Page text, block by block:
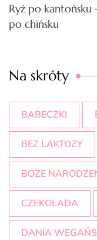
Ryż po kantońsku
po chińsku
Na skróty
BABECZKI
BEZ LAKTOZY
BOŻE
CZEKOLADA
DANIA